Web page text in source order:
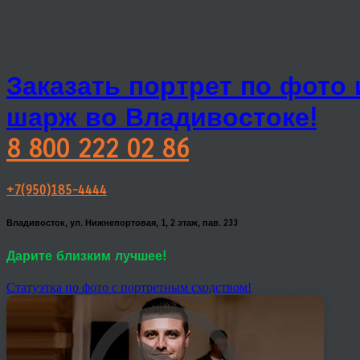
Заказать портрет по фото
шарж во Владивостоке!
8 800 222 02 86
+7(950)185-4444
Владивосток, ул. Нижнепортовая, 1, 2 этаж, пав. 233
Дарите близким лучшее!
Статуэтка по фото с портретным сходством!